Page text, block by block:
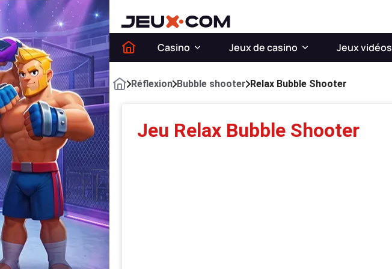
Casino Jeux de casino Jeux vidéos
Réflexion Bubble shooter Relax Bubble Shooter
Jeu Relax Bubble Shooter